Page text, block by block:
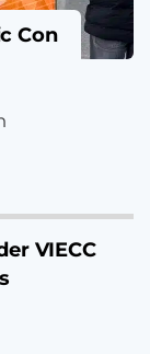
Con
VIECC